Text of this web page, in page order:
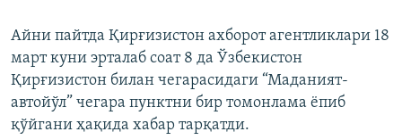
Айни пайтда Қирғизистон ахборот агентликлари 18
март куни эрталаб соат 8 да Ўзбекистон
Қирғизистон билан чегарасидаги “Маданият-
автойўл” чегара пунктни бир томонлама ёпиб
қўйгани ҳақида хабар тарқатди.